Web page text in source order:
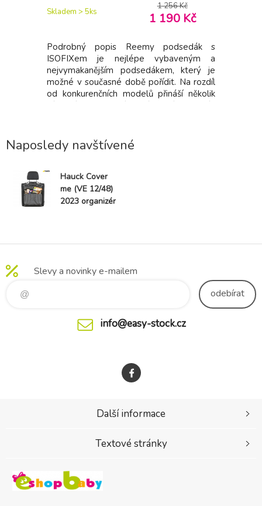
Skladem > 5ks
1 256 Kč
1 190 Kč
Podrobný popis Reemy podsedák s
ISOFIXem je nejlépe vybaveným a
nejvymakanějším podsedákem, který je
možné v současné době pořídit. Na rozdíl
od konkurenčních modelů přináší několik
plně kovové uchycení a to jak
Naposledy navštívené
Hauck Cover
me (VE 12/48)
2023 organizér
Slevy a novinky e-mailem
odebírat
info@easy-stock.cz
Další informace
Textové stránky